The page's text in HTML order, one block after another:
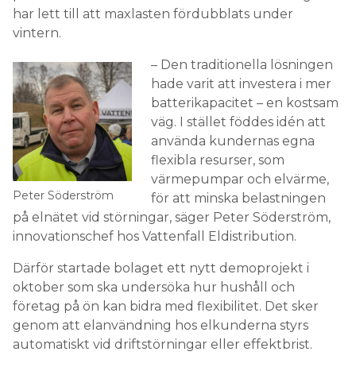
har lett till att maxlasten fördubblats under
vintern.
Peter Söderström
– Den traditionella lösningen
hade varit att investera i mer
batterikapacitet – en kostsam
väg. I stället föddes idén att
använda kundernas egna
flexibla resurser, som
värmepumpar och elvärme,
för att minska belastningen
på elnätet vid störningar, säger Peter Söderström,
innovationschef hos Vattenfall Eldistribution.
Därför startade bolaget ett nytt demoprojekt i
oktober som ska undersöka hur hushåll och
företag på ön kan bidra med flexibilitet. Det sker
genom att elanvändning hos elkunderna styrs
automatiskt vid driftstörningar eller effektbrist.